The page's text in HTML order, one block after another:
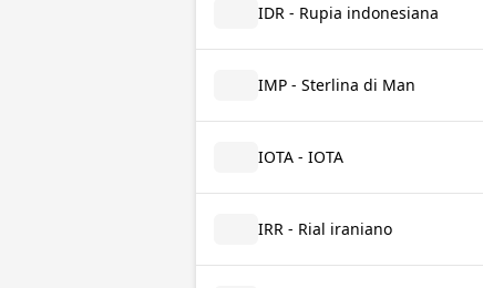
IDR - Rupia indonesiana
IMP - Sterlina di Man
IOTA - IOTA
IRR - Rial iraniano